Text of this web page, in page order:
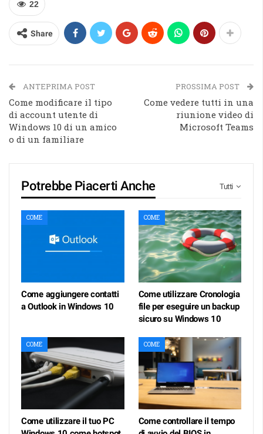
22
Share
ANTEPRIMA POST
Come modificare il tipo
di account utente di
Windows 10 di un amico
o di un familiare
PROSSIMA POST
Come vedere tutti in una
riunione video di
Microsoft Teams
Tutti
Potrebbe Piacerti Anche
COME
Come aggiungere contatti
a Outlook in Windows 10
COME
Come utilizzare Cronologia
file per eseguire un backup
sicuro su Windows 10
COME
Come utilizzare il tuo PC
COME
Come controllare il tempo